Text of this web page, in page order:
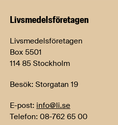
Livsmedels­företagen
Livsmedelsföretagen
Box 5501
114 85 Stockholm
Besök: Storgatan 19
E-post: info@li.se
Telefon: 08-762 65 00